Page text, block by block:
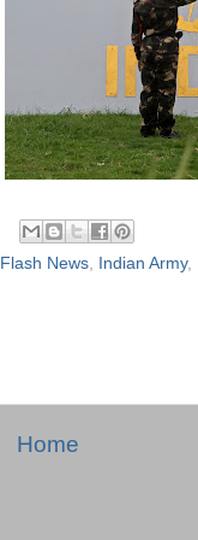
Flash News, Indian Army,
Home